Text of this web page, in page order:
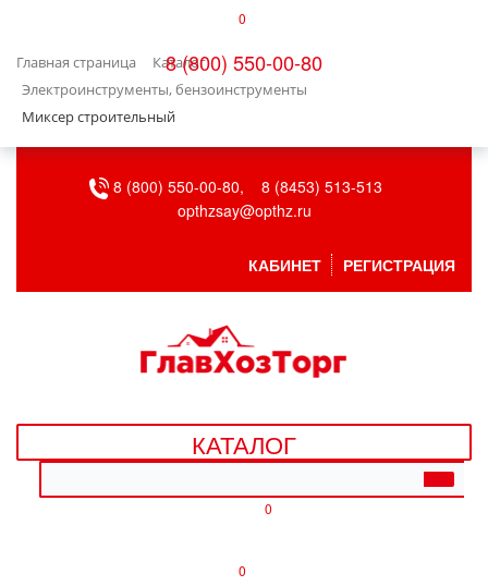
0
8 (800) 550-00-80
Главная страница
Каталог
Электроинструменты, бензоинструменты
Миксер строительный
БЫТОВАЯ ТЕХНИКА
ВЕНТИЛЯЦИЯ
ДАЧА, САД И ОГОРОД
ДЕТСКИЕ ТОВАРЫ
8 (800) 550-00-80,
8 (8453) 513-513
opthzsay@opthz.ru
КАБИНЕТ РЕГИСТРАЦИЯ
КАТАЛОГ
0
0